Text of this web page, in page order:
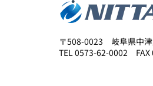
〒508-0023 岐阜県中
TEL 0573-62-0002 FAX